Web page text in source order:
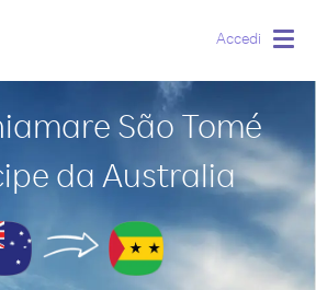
Accedi
São Tomé
da Australia